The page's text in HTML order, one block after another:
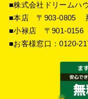
■株式会社ドリームハ
■本店 〒903-0805
■小禄店 〒901-0156
■お客様窓口：0120-